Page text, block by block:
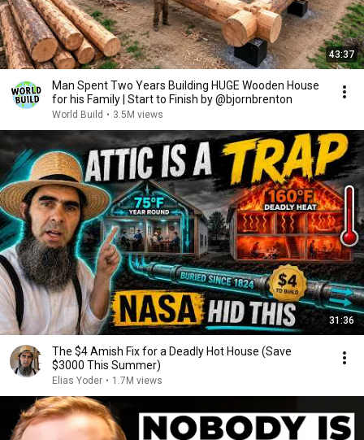
43:37
Man Spent Two Years Building HUGE Wooden House
for his Family | Start to Finish by @bjornbrenton
World Build • 3.5M views
31:36
The $4 Amish Fix for a Deadly Hot House (Save
$3000 This Summer)
Elias Yoder • 1.7M views